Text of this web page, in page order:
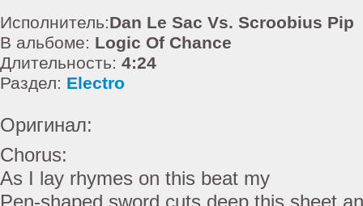
Исполнитель:Dan Le Sac Vs. Scroobius Pip
В альбоме: Logic Of Chance
Длительность: 4:24
Раздел: Electro
Оригинал:
Chorus:
As I lay rhymes on this beat my
Pen-shaped sword cuts deep this sheet